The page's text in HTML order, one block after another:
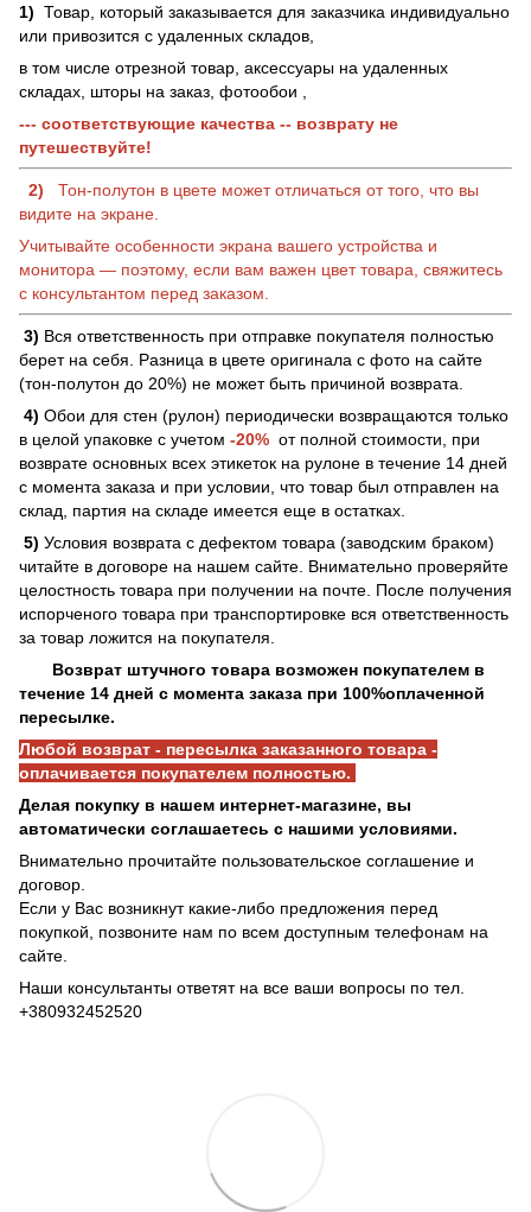
1) Товар, который заказывается для заказчика индивидуально
или привозится с удаленных складов,
в том числе отрезной товар, аксессуары на удаленных
складах, шторы на заказ, фотообои ,
--- соответствующие качества -- возврату не
путешествуйте!
2)
Тон-полутон в цвете может отличаться от того, что вы
видите на экране.
Учитывайте особенности экрана вашего устройства и
монитора — поэтому, если вам важен цвет товара, свяжитесь
с консультантом перед заказом.
3) Вся ответственность при отправке покупателя полностью
берет на себя. Разница в цвете оригинала с фото на сайте
(тон-полутон до 20%) не может быть причиной возврата.
4) Обои для стен (рулон) периодически возвращаются только
в целой упаковке с учетом -20% от полной стоимости, при
возврате основных всех этикеток на рулоне в течение 14 дней
с момента заказа и при условии, что товар был отправлен на
склад, партия на складе имеется еще в остатках.
5) Условия возврата с дефектом товара (заводским браком)
читайте в договоре на нашем сайте. Внимательно проверяйте
целостность товара при получении на почте. После получения
испорченого товара при транспортировке вся ответственность
за товар ложится на покупателя.
Возврат штучного товара возможен покупателем в
течение 14 дней с момента заказа при 100%оплаченной
пересылке.
Любой возврат - пересылка заказанного товара -
оплачивается покупателем полностью.
Делая покупку в нашем интернет-магазине, вы
автоматически соглашаетесь с нашими условиями.
Внимательно прочитайте пользовательское соглашение и
договор.
Если у Вас возникнут какие-либо предложения перед
покупкой, позвоните нам по всем доступным телефонам на
сайте.
Наши консультанты ответят на все ваши вопросы по тел.
+380932452520